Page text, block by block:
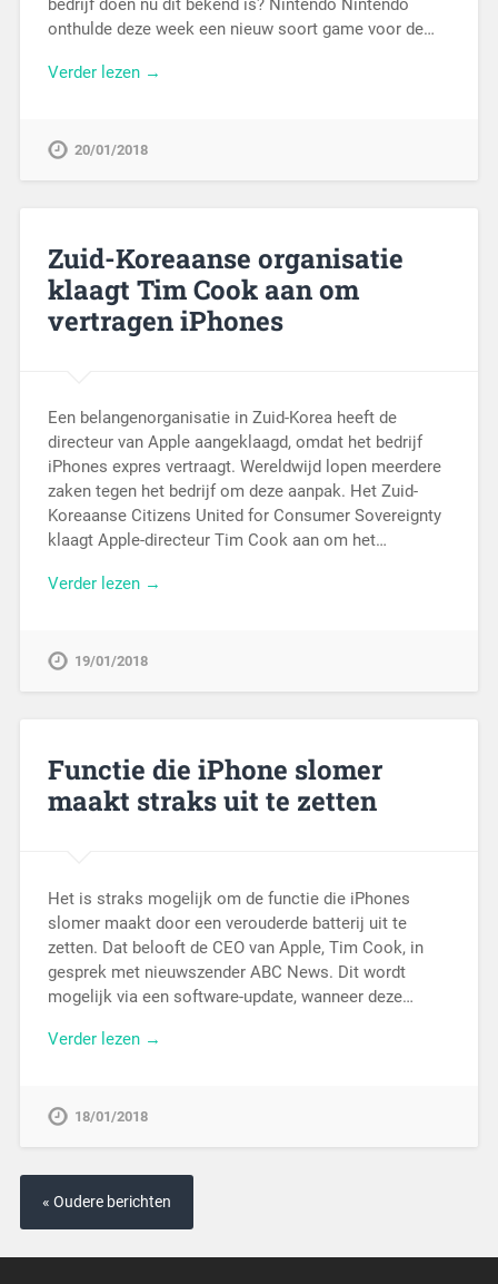
bedrijf doen nu dit bekend is? Nintendo Nintendo
onthulde deze week een nieuw soort game voor de…
Verder lezen →
20/01/2018
Zuid-Koreaanse organisatie
klaagt Tim Cook aan om
vertragen iPhones
Een belangenorganisatie in Zuid-Korea heeft de
directeur van Apple aangeklaagd, omdat het bedrijf
iPhones expres vertraagt. Wereldwijd lopen meerdere
zaken tegen het bedrijf om deze aanpak. Het Zuid-
Koreaanse Citizens United for Consumer Sovereignty
klaagt Apple-directeur Tim Cook aan om het…
Verder lezen →
19/01/2018
Functie die iPhone slomer
maakt straks uit te zetten
Het is straks mogelijk om de functie die iPhones
slomer maakt door een verouderde batterij uit te
zetten. Dat belooft de CEO van Apple, Tim Cook, in
gesprek met nieuwszender ABC News. Dit wordt
mogelijk via een software-update, wanneer deze…
Verder lezen →
18/01/2018
« Oudere berichten